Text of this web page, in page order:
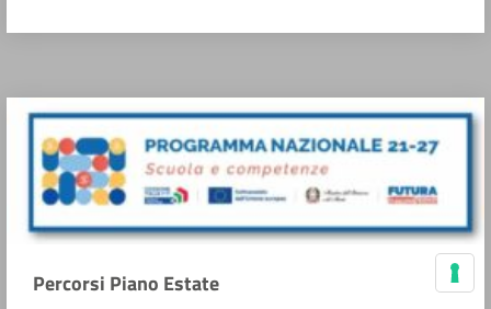
Percorsi Piano Estate Le